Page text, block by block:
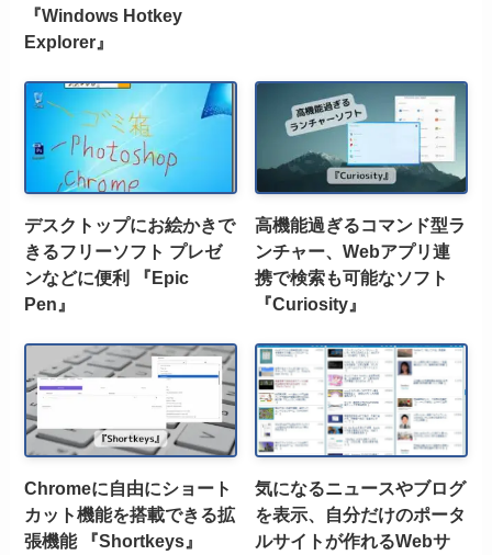
『Windows Hotkey
Explorer』
デスクトップにお絵かきで
きるフリーソフト プレゼ
ンなどに便利 『Epic
Pen』
高機能過ぎるコマンド型ラ
ンチャー、Webアプリ連
携で検索も可能なソフト
『Curiosity』
Chromeに自由にショート
カット機能を搭載できる拡
張機能 『Shortkeys』
気になるニュースやブログ
を表示、自分だけのポータ
ルサイトが作れるWebサ